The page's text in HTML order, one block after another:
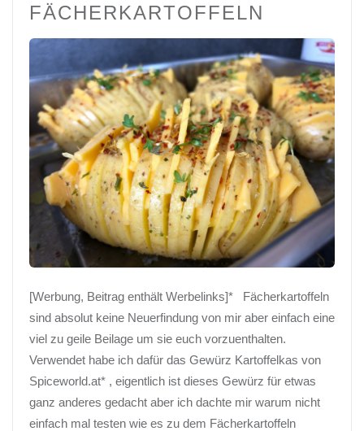
FÄCHERKARTOFFELN
[Werbung, Beitrag enthält Werbelinks]* Fächerkartoffeln
sind absolut keine Neuerfindung von mir aber einfach eine
viel zu geile Beilage um sie euch vorzuenthalten.
Verwendet habe ich dafür das Gewürz Kartoffelkas von
Spiceworld.at* , eigentlich ist dieses Gewürz für etwas
ganz anderes gedacht aber ich dachte mir warum nicht
einfach mal testen wie es zu dem Fächerkartoffeln